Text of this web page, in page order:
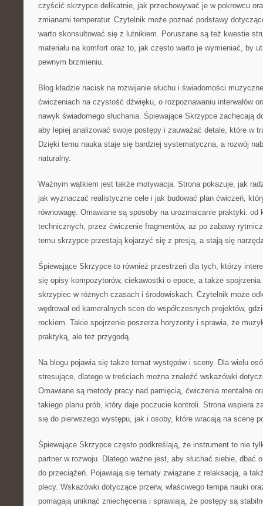
czyścić skrzypce delikatnie, jak przechowywać je w pokrowcu
zmianami temperatur. Czytelnik może poznać podstawy
warto skonsultować się z lutnikiem. Poruszane są też kwestie
materiału na komfort oraz to, jak często warto je wymieniać, by
pewnym brzmieniu.
Blog kładzie nacisk na rozwijanie słuchu i świadomości
ćwiczeniach na czystość dźwięku, o rozpoznawaniu interwałów
nawyk świadomego słuchania. Śpiewające Skrzypce zachęcają
aby lepiej analizować swoje postępy i zauważać detale, które w
Dzięki temu nauka staje się bardziej systematyczna, a rozwój
naturalny.
Ważnym wątkiem jest także motywacja. Strona pokazuje, jak
jak wyznaczać realistyczne cele i jak budować plan ćwiczeń,
równowagę. Omawiane są sposoby na urozmaicanie praktyki: od
technicznych, przez ćwiczenie fragmentów, aż po zabawy
temu skrzypce przestają kojarzyć się z presją, a stają się
Śpiewające Skrzypce to również przestrzeń dla tych, którzy
się opisy kompozytorów, ciekawostki o epoce, a także spojrzenia
skrzypiec w różnych czasach i środowiskach. Czytelnik może
wędrował od kameralnych scen do współczesnych projektów,
rockiem. Takie spojrzenie poszerza horyzonty i sprawia, że
praktyką, ale też przygodą.
Na blogu pojawia się także temat występów i sceny. Dla wielu
stresujące, dlatego w treściach można znaleźć wskazówki
Omawiane są metody pracy nad pamięcią, ćwiczenia mentalne
takiego planu prób, który daje poczucie kontroli. Strona wspiera
się do pierwszego występu, jak i osoby, które wracają na scenę
Śpiewające Skrzypce często podkreślają, że instrument to nie
partner w rozwoju. Dlatego ważne jest, aby słuchać siebie, dbać
do przeciążeń. Pojawiają się tematy związane z relaksacją, a
plecy. Wskazówki dotyczące przerw, właściwego tempa nauki
pomagają uniknąć zniechęcenia i sprawiają, że postępy są